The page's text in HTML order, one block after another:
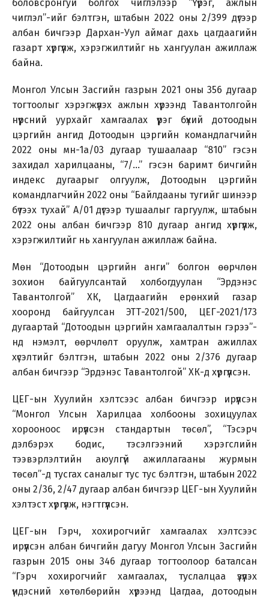
боловсронгуй болгох чиглэлээр “Үүрэг, ажлын
чиглэл”-ийг бэлтгэн, штабын 2022 оны 2/399 дүгээр
албан бичгээр Дархан-Уул аймаг дахь цагдаагийн
газарт хүргүүлж, хэрэгжилтийг нь хангуулан ажиллаж
байна.
Монгол Улсын Засгийн газрын 2021 оны 356 дугаар
тогтоолыг хэрэгжүүлэх ажлын хүрээнд Тавантолгойн
нүүрсний уурхайг хамгаалах үүрэг бүхий дотоодын
цэргийн ангид Дотоодын цэргийн командлагчийн
2022 оны мн-1а/03 дугаар тушаалаар “810” гэсэн
захидал харилцааны, “7/...” гэсэн баримт бичгийн
индекс дугаарыг олгуулж, Дотоодын цэргийн
командлагчийн 2022 оны “Байлдааны тугийг шинээр
бүтээх тухай” А/01 дүгээр тушаалыг гаргуулж, штабын
2022 оны албан бичгээр 810 дугаар ангид хүргүүлж,
хэрэгжилтийг нь хангуулан ажиллаж байна.
Мөн “Дотоодын цэргийн анги” болгон өөрчлөн
зохион байгуулсантай холбогдуулан “Эрдэнэс
Тавантолгой” ХК, Цагдаагийн ерөнхий газар
хооронд байгуулсан ЭТТ-2021/500, ЦЕГ-2021/173
дугаартай “Дотоодын цэргийн хамгаалалтын гэрээ”-
нд нэмэлт, өөрчлөлт оруулж, хамтран ажиллах
хүсэлтийг бэлтгэн, штабын 2022 оны 2/376 дугаар
албан бичгээр “Эрдэнэс Тавантолгой” ХК-д хүргүүлсэн.
ЦЕГ-ын Хуулийн хэлтсээс албан бичгээр ирүүлсэн
“Монгол Улсын Харилцаа холбооны зохицуулах
хорооноос ирүүлсэн стандартын төсөл”, “Тэсэрч
дэлбэрэх бодис, тэсэлгээний хэрэгслийн
тээвэрлэлтийн аюулгүй ажиллагааны журмын
төсөл”-д тусгах саналыг тус тус бэлтгэн, штабын 2022
оны 2/36, 2/47 дугаар албан бичгээр ЦЕГ-ын Хуулийн
хэлтэст хүргүүлж, нэгтгүүлсэн.
ЦЕГ-ын Гэрч, хохирогчийг хамгаалах хэлтсээс
ирүүлсэн албан бичгийн дагуу Монгол Улсын Засгийн
газрын 2015 оны 346 дугаар тогтоолоор баталсан
“Гэрч хохирогчийг хамгаалах, туслалцаа үзүүлэх
үндэсний хөтөлбөрийн хүрээнд Цагдаа, дотоодын